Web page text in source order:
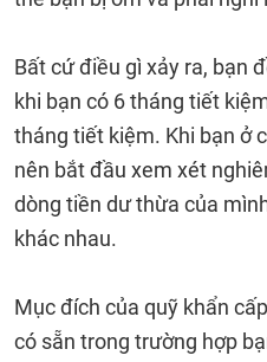
Bất cứ điều gì xảy ra, bạn
khi bạn có 6 tháng tiết
tháng tiết kiệm. Khi bạn ở
nên bắt đầu xem xét
dòng tiền dư thừa của
khác nhau.
Mục đích của quỹ khẩn
có sẵn trong trường hợp